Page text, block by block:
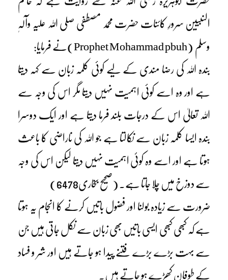
النبیین سرورِ کائنات حضرت محمد مصطفی صلی اللہ علیہ وآلہٖ
وسلم (Prophet Mohammad pbuh)نے فرمایا:
بندہ اللہ کی رضا مندی کے لیے کوئی کلمہ زبان سے کہہ دیتا
ہے اور وہ اسے کوئی اہمیت نہیں دیتا مگر اس کی وجہ سے
اللہ تعالیٰ اس کے درجات بلند فرما دیتا ہے اور ایک دوسرا
بندہ ایسا کلمہ زبان سے نکالتا ہے جو اللہ کی ناراضی کا باعث
ہوتا ہے اور اسے وہ کوئی اہمیت نہیں دیتا لیکن اس کی وجہ
سے دوزخ میں چلا جاتا ہے۔ (صحیح بخاری6478)
ضرورت سے زیادہ بولنا اور فضول باتیں کرنے کا انجام یہ ہوتا
ہے کہ کبھی کبھی ایسی باتیں بھی زبان سے نکل جاتی ہیں جن
سے بہت بڑے بڑے فتنے پیدا ہو جاتے ہیں اور شر و فساد
کے طوفان کھڑے ہو جاتے ہیں۔